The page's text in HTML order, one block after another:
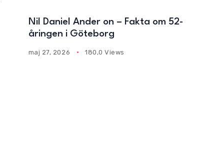
Nil Daniel Ander on – Fakta om 52-
åringen i Göteborg
maj 27, 2026 180,0 Views